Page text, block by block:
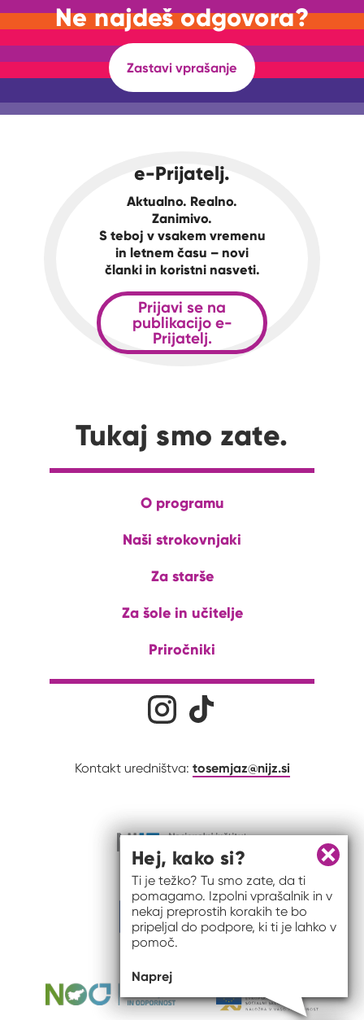
Ne najdeš odgovora?
Zastavi vprašanje
e-Prijatelj.
Aktualno. Realno.
Zanimivo.
S teboj v vsakem vremenu
in letnem času – novi
članki in koristni nasveti.
Prijavi se na
publikacijo e-
Prijatelj.
Tukaj smo zate.
O programu
Naši strokovnjaki
Za starše
Za šole in učitelje
Priročniki
Družabna omrežjaNa naš Instagram profil
Kontakt uredništva: tosemjaz@nijz.si
Zapri
Hej, kako si?
Ti je težko? Tu smo zate, da ti
pomagamo. Izpolni vprašalnik in v
nekaj preprostih korakih te bo
pripeljal do podpore, ki ti je lahko v
pomoč.
Naprej